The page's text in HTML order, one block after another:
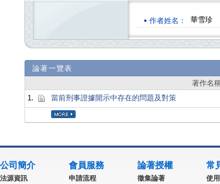
作者姓名： 華雪珍
論著一覽表
著作名
1.
當前刑事證據開示中存在的問題及對策
公司簡介
法源資訊
會員服務
申請流程
論著授權
徵集論著
常
使